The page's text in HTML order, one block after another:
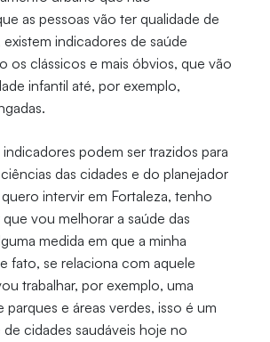
as pessoas vão ter qualidade de
existem indicadores de saúde
os clássicos e mais óbvios, que vão
infantil até, por exemplo,
podem ser trazidos para
das cidades e do planejador
intervir em Fortaleza, tenho
vou melhorar a saúde das
medida em que a minha
fato, se relaciona com aquele
trabalhar, por exemplo, uma
e áreas verdes, isso é um
cidades saudáveis hoje no